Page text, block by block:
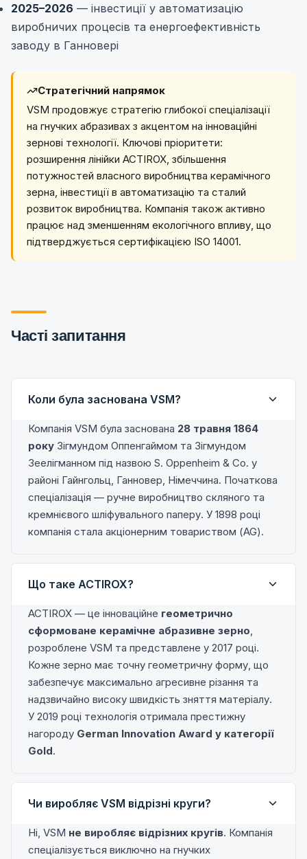
2025–2026 — інвестиції у автоматизацію
виробничих процесів та енергоефективність
заводу в Ганновері
Стратегічний напрямок
VSM продовжує стратегію глибокої спеціалізації
на гнучких абразивах з акцентом на інноваційні
зернові технології. Ключові пріоритети:
розширення лінійки ACTIROX, збільшення
потужностей власного виробництва керамічного
зерна, інвестиції в автоматизацію та сталий
розвиток виробництва. Компанія також активно
працює над зменшенням екологічного впливу, що
підтверджується сертифікацією ISO 14001.
Часті запитання
Коли була заснована VSM?
Компанія VSM була заснована 28 травня 1864
року Зігмундом Оппенгаймом та Зігмундом
Зеелігманном під назвою S. Oppenheim & Co. у
районі Гайнгольц, Ганновер, Німеччина. Початкова
спеціалізація — ручне виробництво скляного та
кремнієвого шліфувального паперу. У 1898 році
компанія стала акціонерним товариством (AG).
Що таке ACTIROX?
ACTIROX — це інноваційне геометрично
сформоване керамічне абразивне зерно
розроблене VSM та представлене у 2017 році.
Кожне зерно має точну геометричну форму, що
забезпечує максимально агресивне різання та
надзвичайно високу швидкість зняття матеріалу.
У 2019 році технологія отримала престижну
нагороду German Innovation Award у категорії
Gold.
Чи виробляє VSM відрізні круги?
Ні, VSM не виробляє відрізних кругів. Компанія
спеціалізується виключно на гнучких